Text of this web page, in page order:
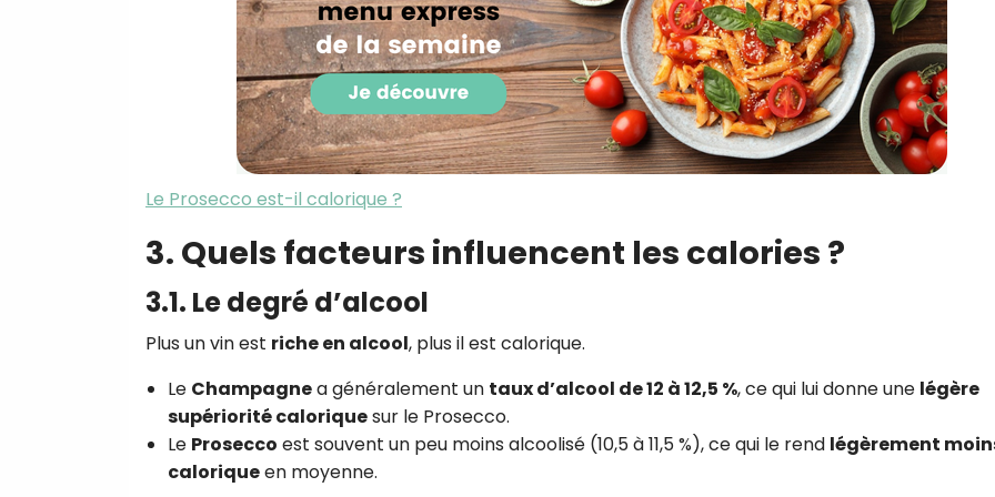
Le Prosecco est-il calorique ?
3. Quels facteurs influencent les calories ?
3.1. Le degré d’alcool
Plus un vin est riche en alcool, plus il est calorique.
Le Champagnea généralement un taux d’alcool de 12 à 12,5 %, ce qui lui donne une légère
supériorité caloriquesur le Prosecco.
Le Prosecco est souvent un peu moins alcoolisé (10,5 à 11,5 %), ce qui le rend légèrement
caloriqueen moyenne.